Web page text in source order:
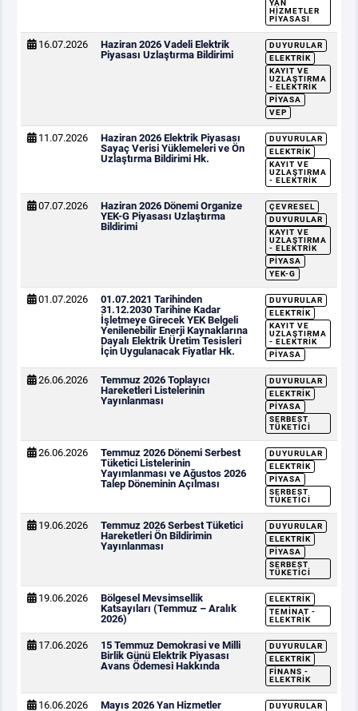
YAN
HIZMETLER
PIYASASI
16.07.2026
Haziran 2026 Vadeli Elektrik
Piyasası Uzlaştırma Bildirimi
DUYURULAR
ELEKTRIK
KAYIT VE
UZLAŞTIRMA
- ELEKTRIK
PIYASA
VEP
11.07.2026
Haziran 2026 Elektrik Piyasası
Sayaç Verisi Yüklemeleri ve Ön
Uzlaştırma Bildirimi Hk.
DUYURULAR
ELEKTRIK
KAYIT VE
UZLAŞTIRMA
- ELEKTRIK
07.07.2026
Haziran 2026 Dönemi Organize
YEK-G Piyasası Uzlaştırma
Bildirimi
ÇEVRESEL
DUYURULAR
KAYIT VE
UZLAŞTIRMA
- ELEKTRIK
PIYASA
YEK-G
01.07.2026
01.07.2021 Tarihinden
31.12.2030 Tarihine Kadar
İşletmeye Girecek YEK Belgeli
Yenilenebilir Enerji Kaynaklarına
Dayalı Elektrik Üretim Tesisleri
İçin Uygulanacak Fiyatlar Hk.
DUYURULAR
ELEKTRIK
KAYIT VE
UZLAŞTIRMA
- ELEKTRIK
PIYASA
26.06.2026
Temmuz 2026 Toplayıcı
Hareketleri Listelerinin
Yayınlanması
DUYURULAR
ELEKTRIK
PIYASA
SERBEST
TÜKETICI
26.06.2026
Temmuz 2026 Dönemi Serbest
Tüketici Listelerinin
Yayımlanması ve Ağustos 2026
Talep Döneminin Açılması
DUYURULAR
ELEKTRIK
PIYASA
SERBEST
TÜKETICI
19.06.2026
Temmuz 2026 Serbest Tüketici
Hareketleri Ön Bildirimin
Yayınlanması
DUYURULAR
ELEKTRIK
PIYASA
SERBEST
TÜKETICI
19.06.2026
Bölgesel Mevsimsellik
Katsayıları (Temmuz – Aralık
2026)
ELEKTRIK
TEMINAT -
ELEKTRIK
17.06.2026
15 Temmuz Demokrasi ve Milli
Birlik Günü Elektrik Piyasası
Avans Ödemesi Hakkında
DUYURULAR
ELEKTRIK
FINANS -
ELEKTRIK
16.06.2026
Mayıs 2026 Yan Hizmetler
DUYURULAR